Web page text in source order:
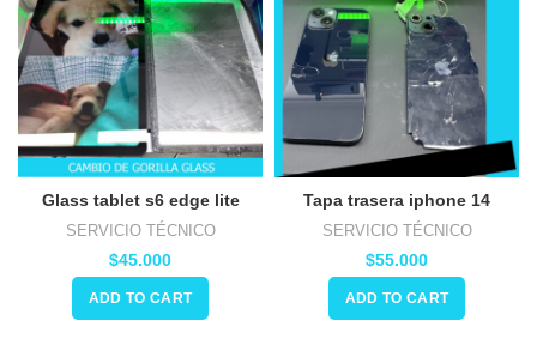
Glass tablet s6 edge lite
SERVICIO TÉCNICO
$45.000
ADD TO CART
Tapa trasera iphone 14
SERVICIO TÉCNICO
$55.000
ADD TO CART